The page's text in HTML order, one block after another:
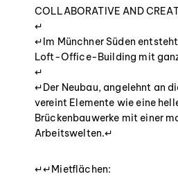
COLLABORATIVE AND
↵
↵Im Münchner Süden
Loft-Office-Building mit
↵
↵Der Neubau, angelehnt an
vereint Elemente wie eine
Brückenbauwerke mit einer
Arbeitswelten.↵
↵↵Mietflächen: